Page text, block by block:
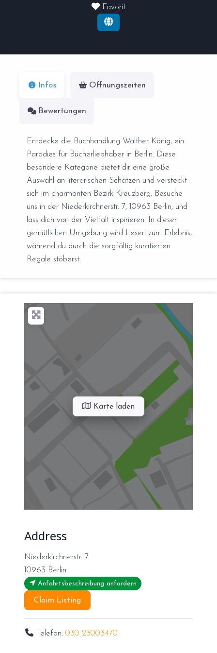
Favorit
Infos Öffnungszeiten
Bewertungen
Entdecke die Buchhandlung Walther König, ein
Paradies für Bücherliebhaber in Berlin. Diese
besondere Kategorie bietet dir eine große
Auswahl an literarischen Schätzen und versteckt
sich im charmanten Bezirk Kreuzberg. Besuche
uns in der Niederkirchnerstr. 7, 10963 Berlin, und
lass dich von der Vielfalt inspirieren. In dieser
gemütlichen Umgebung wird Lesen zum Erlebnis,
während du durch die sorgfältig kuratierten
Regale stöberst.
Karte laden
Address
Niederkirchnerstr. 7
10963 Berlin
Anfahrtsbeschreibung anfordern
Claim Listing
Telefon:030 23003470